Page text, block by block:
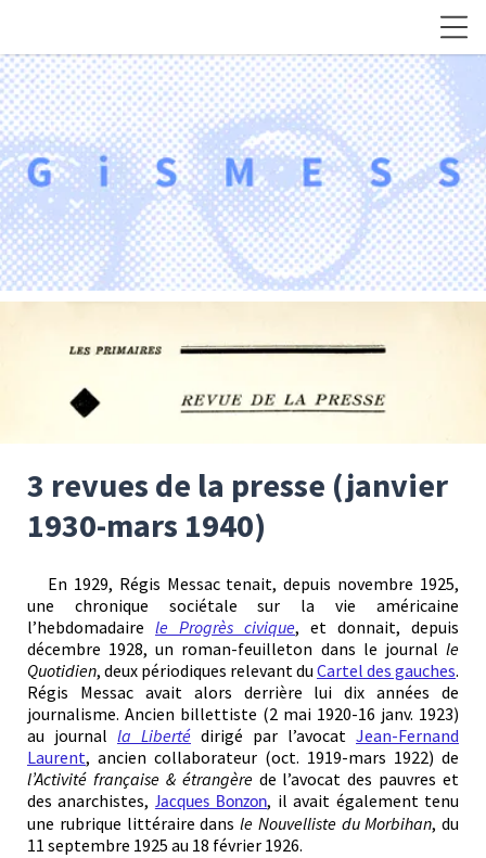
3 revues de la presse (janvier
1930-mars 1940)
En 1929, Régis Messac tenait, depuis novembre 1925,
une chronique sociétale sur la vie américaine
l’hebdomadaire le Progrès civique, et donnait, depuis
décembre 1928, un roman-feuilleton dans le journal le
Quotidien, deux périodiques relevant du Cartel des gauches.
Régis Messac avait alors derrière lui dix années de
journalisme. Ancien billettiste (2 mai 1920-16 janv. 1923)
au journal la Liberté dirigé par l’avocat Jean-Fernand
Laurent, ancien collaborateur (oct. 1919-mars 1922) de
l’Activité française & étrangèrede l’avocat des pauvres et
des anarchistes, Jacques Bonzon, il avait également tenu
une rubrique littéraire dans le Nouvelliste du Morbihan, du
11 septembre 1925 au 18 février 1926.